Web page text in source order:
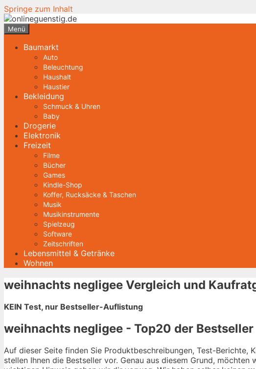
Springe zum Inhalt
Menü
Baumarkt
Auto
Beleuchtung
Haushalt
Haustier
Bekleidung
Schmuck & Uhren
Baby
Drogerie
Elektronik
Freizeit
Filme
Bücher
Games
Kindle-Shop
Koffer, Rucksäcke & Taschen
Musik
Musikinstrumente
Spielzeug
Software
Zeitschriften
Lebensmittel & Getränke
Wohnen
weihnachts negligee Vergleich und
KEIN Test, nur Bestseller-Auflistung
weihnachts negligee - Top20 der Bestseller
Auf dieser Seite finden Sie Produktbeschreibungen, Test-Berichte,
stellen Ihnen die Bestseller vor. Genau aus diesem Grund,